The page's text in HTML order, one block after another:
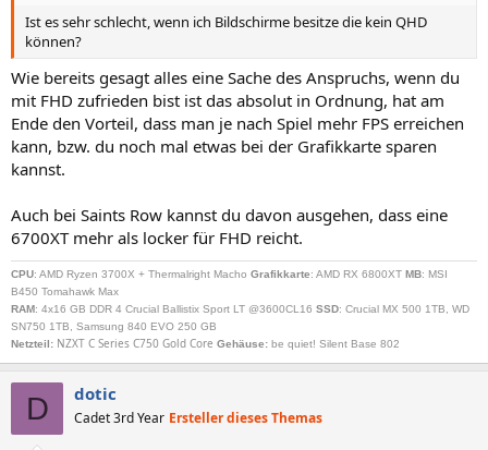
Ist es sehr schlecht, wenn ich Bildschirme besitze die kein QHD
können?
Wie bereits gesagt alles eine Sache des Anspruchs, wenn du
mit FHD zufrieden bist ist das absolut in Ordnung, hat am
Ende den Vorteil, dass man je nach Spiel mehr FPS erreichen
kann, bzw. du noch mal etwas bei der Grafikkarte sparen
kannst.
Auch bei Saints Row kannst du davon ausgehen, dass eine
6700XT mehr als locker für FHD reicht.
CPU: AMD Ryzen 3700X + Thermalright Macho Grafikkarte: AMD RX 6800XT MB: MSI
B450 Tomahawk Max
RAM: 4x16 GB DDR 4 Crucial Ballistix Sport LT @3600CL16 SSD: Crucial MX 500 1TB, WD
SN750 1TB, Samsung 840 EVO 250 GB
Netzteil: NZXT C Series C750 Gold Core Gehäuse: be quiet! Silent Base 802
D dotic
Cadet 3rd Year Ersteller dieses Themas